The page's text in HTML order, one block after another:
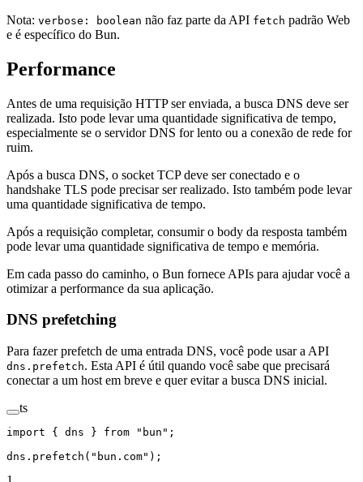
Nota: verbose: boolean não faz parte da API fetch padrão Web
e é específico do Bun.
Performance
Antes de uma requisição HTTP ser enviada, a busca DNS deve ser
realizada. Isto pode levar uma quantidade significativa de tempo,
especialmente se o servidor DNS for lento ou a conexão de rede for
ruim.
Após a busca DNS, o socket TCP deve ser conectado e o
handshake TLS pode precisar ser realizado. Isto também pode levar
uma quantidade significativa de tempo.
Após a requisição completar, consumir o body da resposta também
pode levar uma quantidade significativa de tempo e memória.
Em cada passo do caminho, o Bun fornece APIs para ajudar você a
otimizar a performance da sua aplicação.
DNS prefetching
Para fazer prefetch de uma entrada DNS, você pode usar a API
dns.prefetch. Esta API é útil quando você sabe que precisará
conectar a um host em breve e quer evitar a busca DNS inicial.
ts
import { dns } from "bun" ;
dns. prefetch ( "bun.com" );